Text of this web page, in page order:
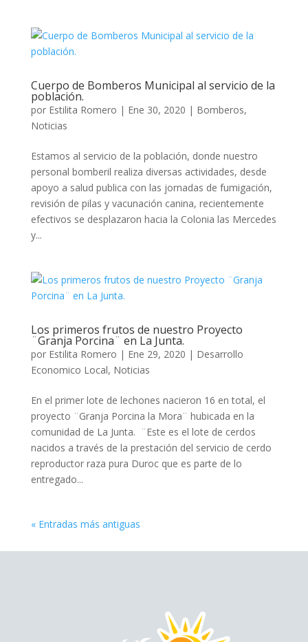
Cuerpo de Bomberos Municipal al servicio de la
población.
por Estilita Romero | Ene 30, 2020 | Bomberos,
Noticias
Estamos al servicio de la población, donde nuestro
personal bomberil realiza diversas actividades, desde
apoyo a salud publica con las jornadas de fumigación,
revisión de pilas y vacunación canina, recientemente
efectivos se desplazaron hacia la Colonia las Mercedes
y...
Los primeros frutos de nuestro Proyecto
¨Granja Porcina¨ en La Junta.
por Estilita Romero | Ene 29, 2020 | Desarrollo
Economico Local, Noticias
En el primer lote de lechones nacieron 16 en total, el
proyecto ¨Granja Porcina la Mora¨ hubicada en la
comunidad de La Junta. ¨Este es el lote de cerdos
nacidos a través de la prestación del servicio de cerdo
reproductor raza pura Duroc que es parte de lo
entregado...
« Entradas más antiguas